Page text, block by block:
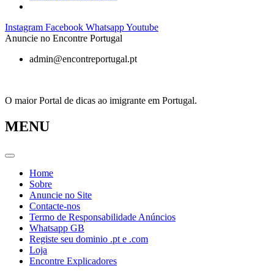
Pular
para
conteúdo
Instagram Facebook WhatsappYoutube
Anuncie no Encontre Portugal
admin@encontreportugal.pt
O maior Portal de dicas ao imigrante em Portugal.
MENU
Home
Sobre
Anuncie no Site
Contacte-nos
Termo de Responsabilidade Anúncios
Whatsapp GB
Registe seu dominio .pt e .com
Loja
Encontre Explicadores